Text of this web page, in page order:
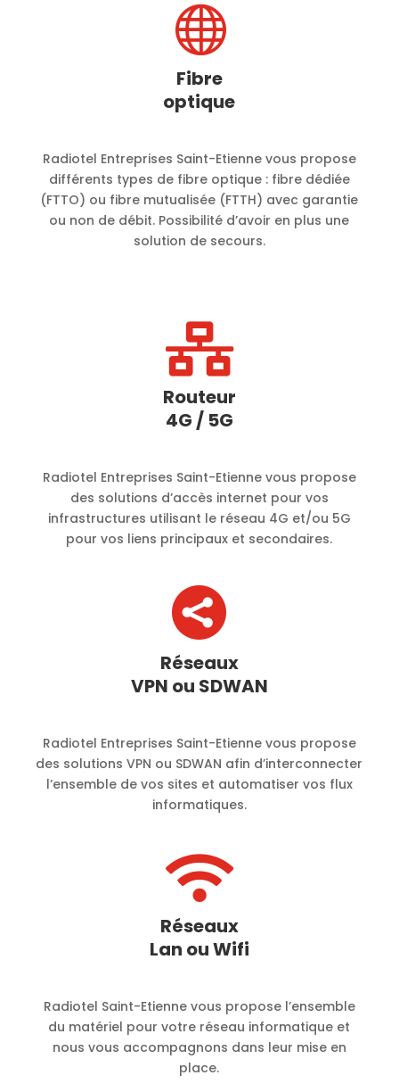

Fibre
optique
Radiotel Entreprises Saint-Etienne vous propose
différents types de fibre optique : fibre dédiée
(FTTO) ou fibre mutualisée (FTTH) avec garantie
ou non de débit. Possibilité d’avoir en plus une
solution de secours.

Routeur
4G / 5G
Radiotel Entreprises Saint-Etienne vous propose
des solutions d’accès internet pour vos
infrastructures utilisant le réseau 4G et/ou 5G
pour vos liens principaux et secondaires.

Réseaux
VPN ou SDWAN
Radiotel Entreprises Saint-Etienne vous propose
des solutions VPN ou SDWAN afin d’interconnecter
l’ensemble de vos sites et automatiser vos flux
informatiques.

Réseaux
Lan ou Wifi
Radiotel Saint-Etienne vous propose l’ensemble
du matériel pour votre réseau informatique et
nous vous accompagnons dans leur mise en
place.